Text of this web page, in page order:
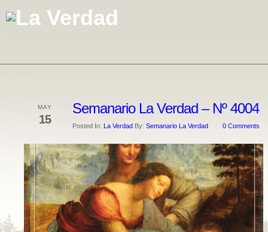
MAY
15
Semanario La Verdad – Nº 4004
Posted In: La Verdad By: Semanario La Verdad 0 Comments